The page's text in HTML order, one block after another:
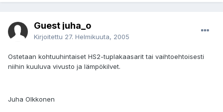
Guest juha_o
Kirjoitettu 27. Helmikuuta, 2005
Ostetaan kohtuuhintaiset HS2-tuplakaasarit tai vaihtoehtoisesti
niihin kuuluva vivusto ja lämpökilvet.
Juha Olkkonen